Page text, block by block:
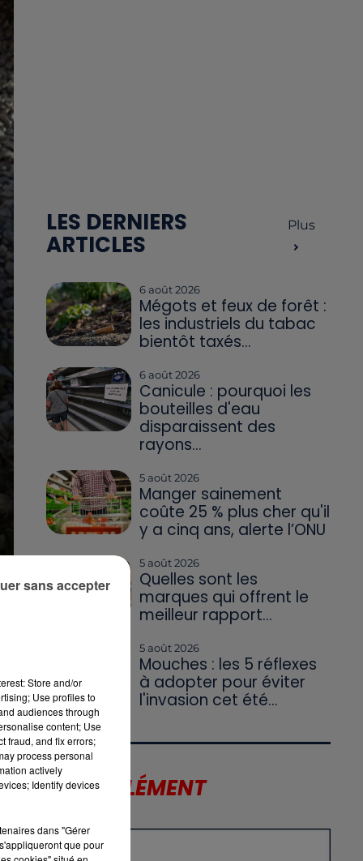
LES DERNIERS
ARTICLES
Plus
6 août 2026
Mégots et feux de forêt :
les industriels du tabac
bientôt taxés...
6 août 2026
Canicule : pourquoi les
bouteilles d'eau
disparaissent des
rayons...
5 août 2026
Manger sainement
coûte 25 % plus cher qu'il
y a cinq ans, alerte l’ONU
5 août 2026
Quelles sont les
marques qui offrent le
meilleur rapport...
5 août 2026
Mouches : les 5 réflexes
à adopter pour éviter
l'invasion cet été...
LE SUPPLÉMENT
Store and/or
Use profiles to
audiences through
content; Use
fraud, and fix errors;
process personal
actively
Identify devices
dans "Gérer
que pour
sans accepter